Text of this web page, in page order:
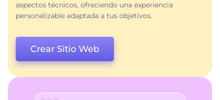
aspectos técnicos, ofreciendo una experiencia
personalizable adaptada a tus objetivos.
Crear Sitio Web